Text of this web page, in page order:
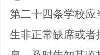
第二十四条学校
生非正常缺席或